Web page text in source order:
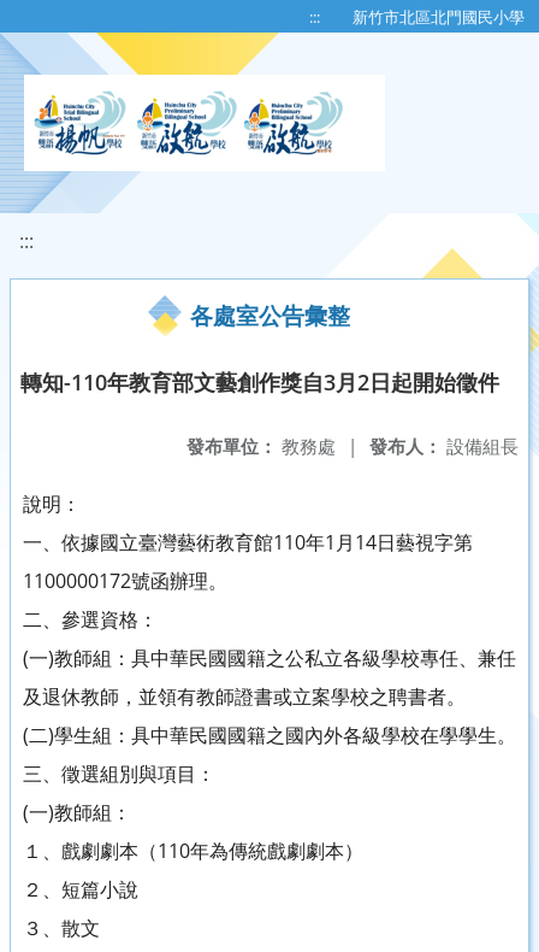
::: 新竹市北區北門國民小學
:::
各處室公告彙整
轉知-110年教育部文藝創作獎自3月2日起開始徵件
發布人： 設備組長
發布單位： 教務處 |
說明：
一、依據國立臺灣藝術教育館110年1月14日藝視字第
1100000172號函辦理。
二、參選資格：
(一)教師組：具中華民國國籍之公私立各級學校專任、兼任
及退休教師，並領有教師證書或立案學校之聘書者。
(二)學生組：具中華民國國籍之國內外各級學校在學學生。
三、徵選組別與項目：
(一)教師組：
１、戲劇劇本（110年為傳統戲劇劇本）
２、短篇小說
３、散文